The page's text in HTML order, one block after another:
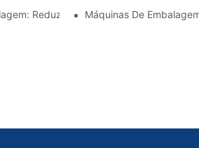
Reduza Erros E Aumente A
Máquinas De